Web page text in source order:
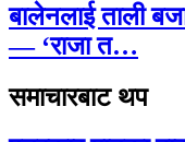
बालेनलाई ताली
— ‘राजा त…
समाचारबाट थप